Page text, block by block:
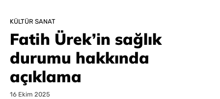
KÜLTÜR SANAT
Fatih Ürek’in sağlık
durumu hakkında
açıklama
16 Ekim 2025